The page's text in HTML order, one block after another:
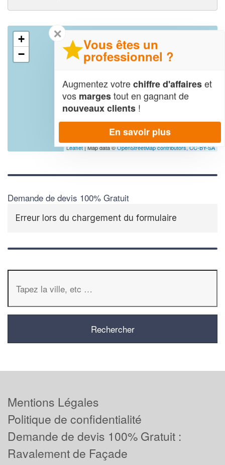
+
−
Leaflet| Map data ©OpenStreetMap contributors,CC-BY-SA
Demande de devis 100% Gratuit
Erreur lors du chargement du formulaire
✕
Vous êtes un
professionnel ?
Augmentez votrechiffre d'affaireset
vos margestout en gagnant de
nouveaux clients !
En savoir plus
Mentions Légales
Politique de confidentialité
Demande de devis 100% Gratuit :
Ravalement de Façade